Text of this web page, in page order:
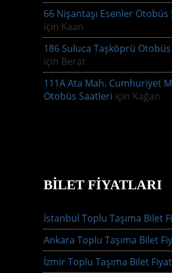
66 Nişantaşı Esenler Otobüs
için Kaan
186 Suluca Taşköprü
için Berat
111A Ata Mah. Cumhuriyet
Otobüs Saatleri için Kağan
BILET FIYATLARI
İstanbul Toplu Taşıma Bilet
Ankara Toplu Taşıma Bilet
İzmir Toplu Taşıma Bilet